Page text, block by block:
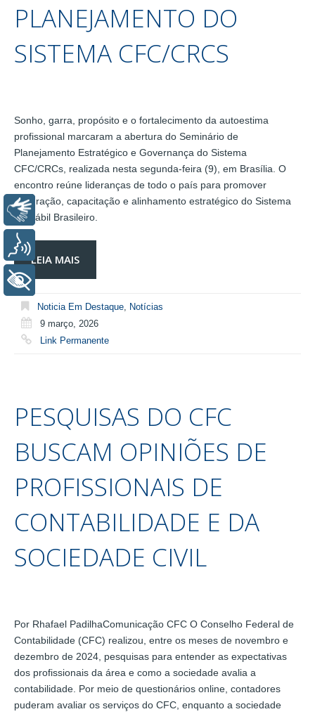
PLANEJAMENTO DO
SISTEMA CFC∕CRCS
Sonho, garra, propósito e o fortalecimento da autoestima
profissional marcaram a abertura do Seminário de
Planejamento Estratégico e Governança do Sistema
CFC/CRCs, realizada nesta segunda-feira (9), em Brasília. O
encontro reúne lideranças de todo o país para promover
integração, capacitação e alinhamento estratégico do Sistema
Contábil Brasileiro.
LEIA MAIS
Noticia Em Destaque Notícias
9 março, 2026
Link Permanente
PESQUISAS DO CFC
BUSCAM OPINIÕES DE
PROFISSIONAIS DE
CONTABILIDADE E DA
SOCIEDADE CIVIL
Por Rhafael PadilhaComunicação CFC O Conselho Federal de
Contabilidade (CFC) realizou, entre os meses de novembro e
dezembro de 2024, pesquisas para entender as expectativas
dos profissionais da área e como a sociedade avalia a
contabilidade. Por meio de questionários online, contadores
puderam avaliar os serviços do CFC, enquanto a sociedade
Libras
+ Acessibilidade